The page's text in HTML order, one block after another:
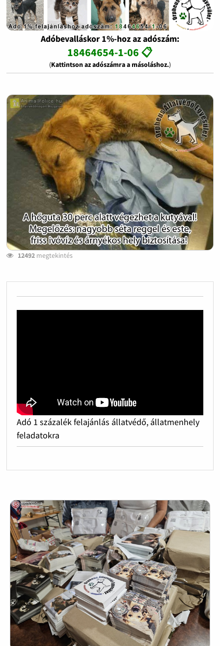
Adóbevalláskor 1%-hoz az adószám:
18464654-1-06 📋
(Kattintson az adószámra a másoláshoz.)
12492megtekintés
Adó 1 százalék felajánlás állatvédő, állatmenhely
feladatokra